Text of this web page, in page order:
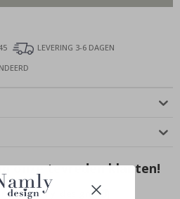
LEVERING 3-6 DAGEN
onze tevreden klanten!
#namly_design